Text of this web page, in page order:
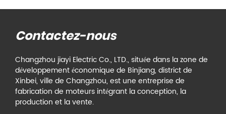
Contactez-nous
Changzhou jiayi Electric Co., LTD., située dans la zone de
développement économique de Binjiang, district de
Xinbei, ville de Changzhou, est une entreprise de
fabrication de moteurs intégrant la conception, la
production et la vente.